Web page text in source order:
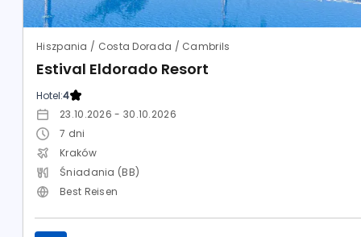
Hiszpania / Costa Dorada / Cambrils
Estival Eldorado Resort
Hotel:4
23.10.2026 - 30.10.2026
7 dni
Kraków
Śniadania (BB)
Best Reisen